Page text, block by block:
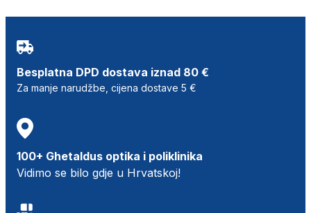
Besplatna DPD dostava iznad 80 €
Za manje narudžbe, cijena dostave 5 €
100+ Ghetaldus optika i poliklinika
Vidimo se bilo gdje u Hrvatskoj!